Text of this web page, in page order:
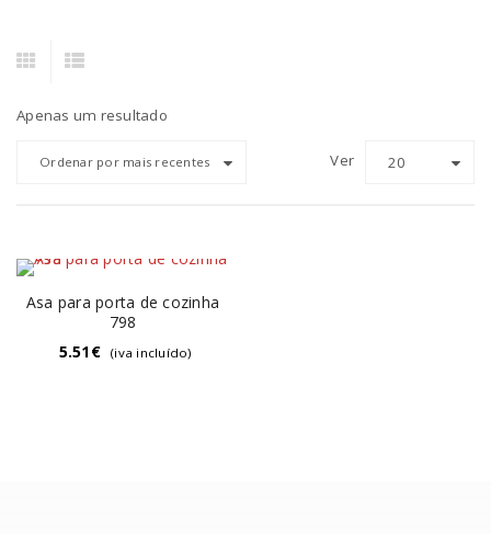
Apenas um resultado
Ordenar por mais recentes Ver 20
Asa para porta de cozinha
798
5.51€ (iva incluído)